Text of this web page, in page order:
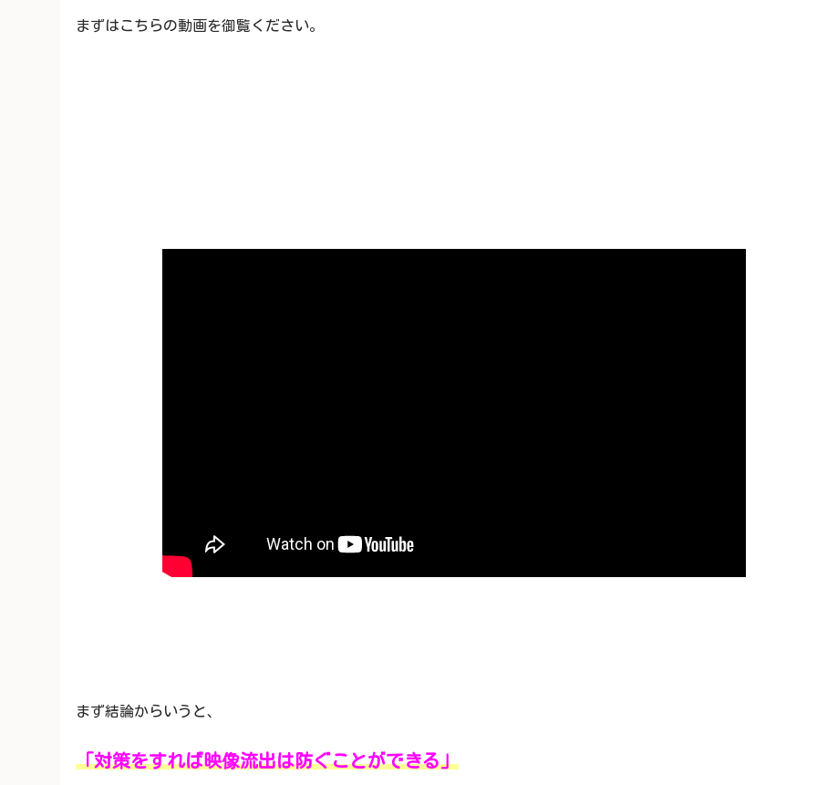
まずはこちらの動画を御覧ください。
まず結論からいうと、
「対策をすれば映像流出は防ぐことができる」